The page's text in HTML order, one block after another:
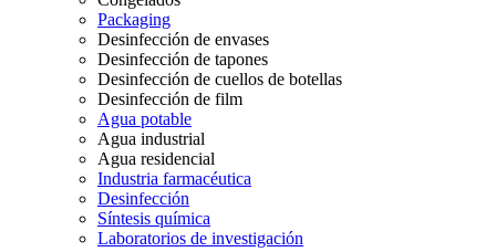
Packaging
Desinfección de envases
Desinfección de tapones
Desinfección de cuellos de botellas
Desinfección de film
Agua potable
Agua industrial
Agua residencial
Industria farmacéutica
Desinfección
Síntesis química
Laboratorios de investigación